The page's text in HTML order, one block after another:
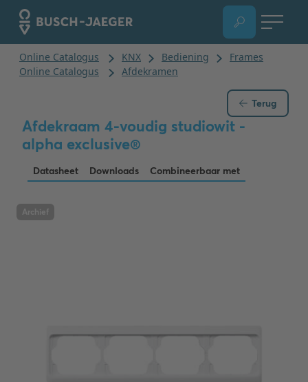
Terug
Afdekraam 4-voudig studiowit -
alpha exclusive®
Datasheet Downloads Combineerbaar met
Archief